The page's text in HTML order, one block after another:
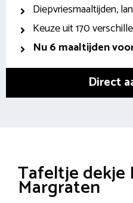
Diepvriesmaaltijden,
Keuze uit 170
Nu 6 maaltijden
Direct
Tafeltje dekje
Margraten